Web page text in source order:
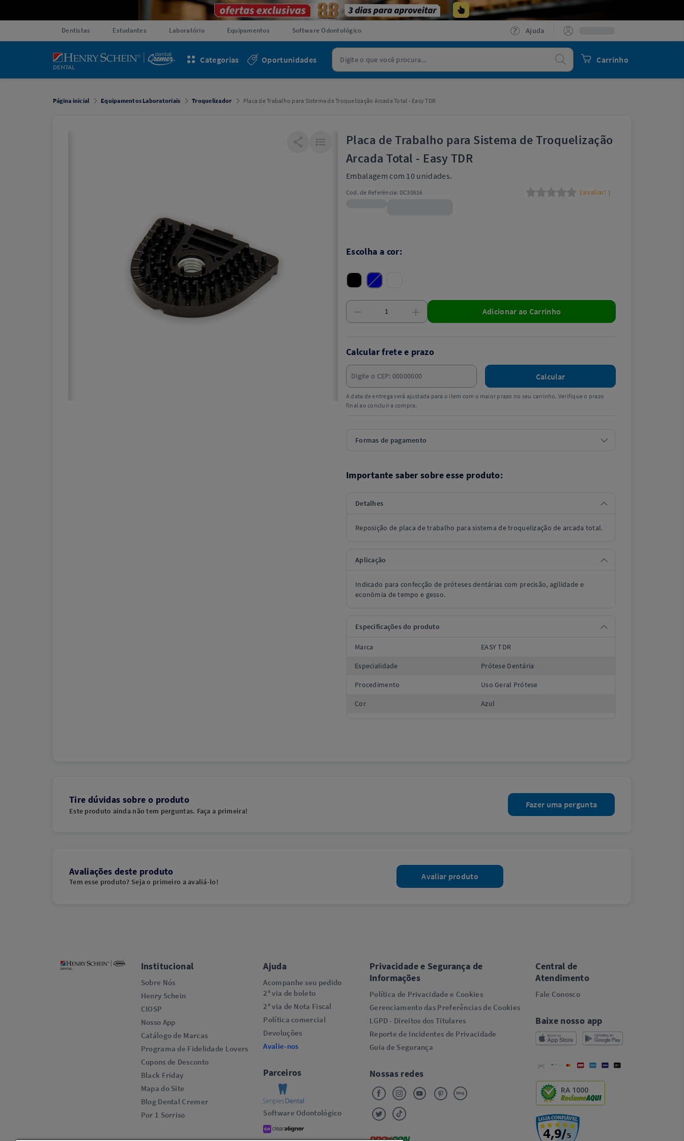
Dentistas Estudantes Laboratório Equipamentos Software Odontológico Ajuda
Carrinho
Procurar
Oportunidades
Categorias
Página inicial Equipamentos Laboratoriais Troquelizador Placa de Trabalho para Sistema de Troquelização Arcada Total - Easy TDR
Placa de Trabalho para Sistema de Troquelização
Arcada Total - Easy TDR
Embalagem com 10 unidades.
Cod. de Referência: DC30616 ( avaliar! )
Escolha a cor:
Adicionar ao Carrinho
Calcular frete e prazo
Calcular
A data de entrega será ajustada para o item com o maior prazo no seu carrinho. Verifique o prazo
final ao concluir a compra.
Formas de pagamento
Importante saber sobre esse produto:
Detalhes
Reposição de placa de trabalho para sistema de troquelização de arcada total.
Aplicação
Indicado para confecção de próteses dentárias com precisão, agilidade e
econômia de tempo e gesso.
Especificações do produto
Marca EASY TDR
Especialidade Prótese Dentária
Procedimento Uso Geral Prótese
Cor Azul
Tire dúvidas sobre o produto
Este produto ainda não tem perguntas. Faça a primeira!
Fazer uma pergunta
Avaliações deste produto
Tem esse produto? Seja o primeiro a avaliá-lo!
Avaliar produto
Institucional
Sobre Nós
Henry Schein
CIOSP
Nosso App
Catálogo de Marcas
Programa de Fidelidade Lovers​
Cupons de Desconto
Black Friday
Mapa do Site
Blog Dental Cremer
Por 1 Sorriso
Ajuda
Acompanhe seu pedido
2ª via de boleto
2ª via de Nota Fiscal
Política comercial
Devoluções
Avalie-nos
Parceiros
Software Odontológico
Privacidade e Segurança de
Informações
Política de Privacidade e Cookies
Gerenciamento das Preferências de Cookies
LGPD - Direitos dos Titulares
Reporte de Incidentes de Privacidade
Guia de Segurança
Nossas redes
Central de
Atendimento
Fale Conosco
Baixe nosso app
RA 1000